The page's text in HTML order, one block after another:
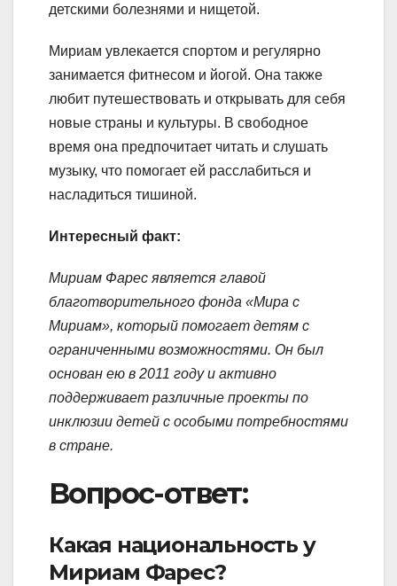
детскими болезнями и нищетой.
Мириам увлекается спортом и регулярно
занимается фитнесом и йогой. Она также
любит путешествовать и открывать для себя
новые страны и культуры. В свободное
время она предпочитает читать и слушать
музыку, что помогает ей расслабиться и
насладиться тишиной.
Интересный факт:
Мириам Фарес является главой
благотворительного фонда «Мира с
Мириам», который помогает детям с
ограниченными возможностями. Он был
основан ею в 2011 году и активно
поддерживает различные проекты по
инклюзии детей с особыми потребностями
в стране.
Вопрос-ответ:
Какая национальность у
Мириам Фарес?